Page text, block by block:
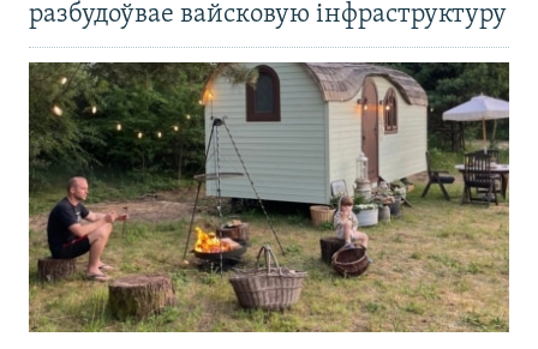
разбудоўвае вайсковую інфраструктуру